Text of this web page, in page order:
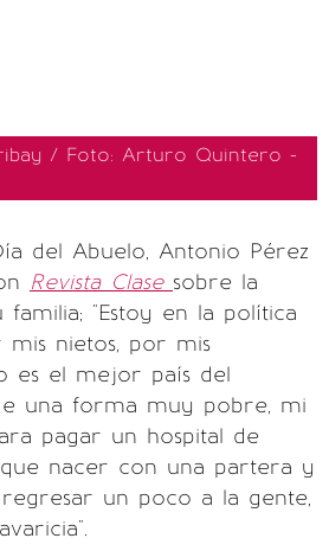
/ Foto: Arturo Quintero -
del Abuelo, Antonio Pérez
Revista Clase sobre la
"Estoy en la política
nietos, por mis
es el mejor país del
una forma muy pobre, mi
pagar un hospital de
nacer con una partera y
un poco a la gente,